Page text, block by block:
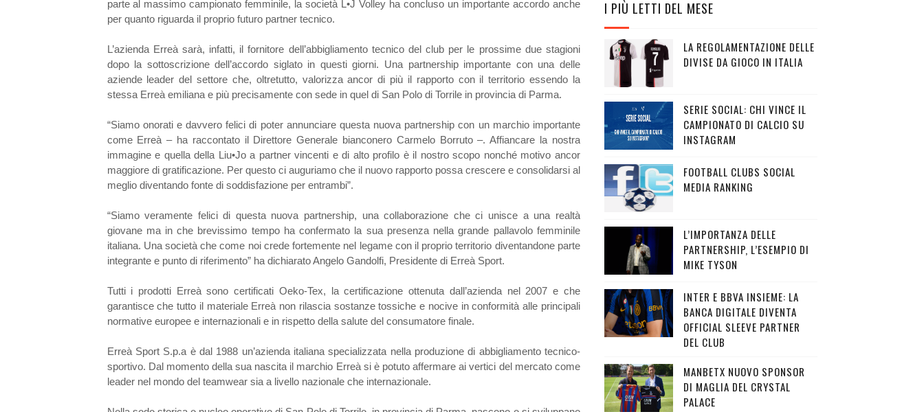
parte al massimo campionato femminile, la società L•J Volley ha concluso un importante accordo anche
per quanto riguarda il proprio futuro partner tecnico.
L’azienda Erreà sarà, infatti, il fornitore dell’abbigliamento tecnico del club per le prossime due stagioni
dopo la sottoscrizione dell’accordo siglato in questi giorni. Una partnership importante con una delle
aziende leader del settore che, oltretutto, valorizza ancor di più il rapporto con il territorio essendo la
stessa Erreà emiliana e più precisamente con sede in quel di San Polo di Torrile in provincia di Parma.
“Siamo onorati e davvero felici di poter annunciare questa nuova partnership con un marchio importante
come Erreà – ha raccontato il Direttore Generale bianconero Carmelo Borruto –. Affiancare la nostra
immagine e quella della Liu•Jo a partner vincenti e di alto profilo è il nostro scopo nonché motivo ancor
maggiore di gratificazione. Per questo ci auguriamo che il nuovo rapporto possa crescere e consolidarsi al
meglio diventando fonte di soddisfazione per entrambi”.
“Siamo veramente felici di questa nuova partnership, una collaborazione che ci unisce a una realtà
giovane ma in che brevissimo tempo ha confermato la sua presenza nella grande pallavolo femminile
italiana. Una società che come noi crede fortemente nel legame con il proprio territorio diventandone parte
integrante e punto di riferimento” ha dichiarato Angelo Gandolfi, Presidente di Erreà Sport.
Tutti i prodotti Erreà sono certificati Oeko-Tex, la certificazione ottenuta dall’azienda nel 2007 e che
garantisce che tutto il materiale Erreà non rilascia sostanze tossiche e nocive in conformità alle principali
normative europee e internazionali e in rispetto della salute del consumatore finale.
Erreà Sport S.p.a è dal 1988 un’azienda italiana specializzata nella produzione di abbigliamento tecnico-
sportivo. Dal momento della sua nascita il marchio Erreà si è potuto affermare ai vertici del mercato come
leader nel mondo del teamwear sia a livello nazionale che internazionale.
I PIÙ LETTI DEL MESE
LA REGOLAMENTAZIONE DELLE
DIVISE DA GIOCO IN ITALIA
SERIE SOCIAL: CHI VINCE IL
CAMPIONATO DI CALCIO SU
INSTAGRAM
FOOTBALL CLUBS SOCIAL
MEDIA RANKING
L’IMPORTANZA DELLE
PARTNERSHIP, L’ESEMPIO DI
MIKE TYSON
INTER E BBVA INSIEME: LA
BANCA DIGITALE DIVENTA
OFFICIAL SLEEVE PARTNER
DEL CLUB
MANBETX NUOVO SPONSOR
DI MAGLIA DEL CRYSTAL
PALACE